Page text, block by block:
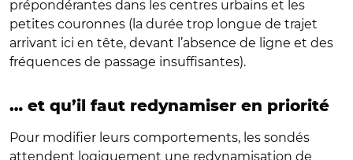
prépondérantes dans les centres urbains et les
petites couronnes (la durée trop longue de trajet
arrivant ici en tête, devant l’absence de ligne et des
fréquences de passage insuffisantes).
… et qu’il faut redynamiser en priorité
Pour modifier leurs comportements, les sondés
attendent logiquement une redynamisation de